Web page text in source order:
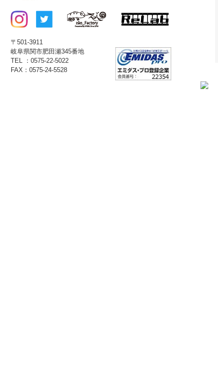
〒501-3911
岐阜県関市肥田瀬345番地
TEL ：0575-22-5022
FAX：0575-24-5528